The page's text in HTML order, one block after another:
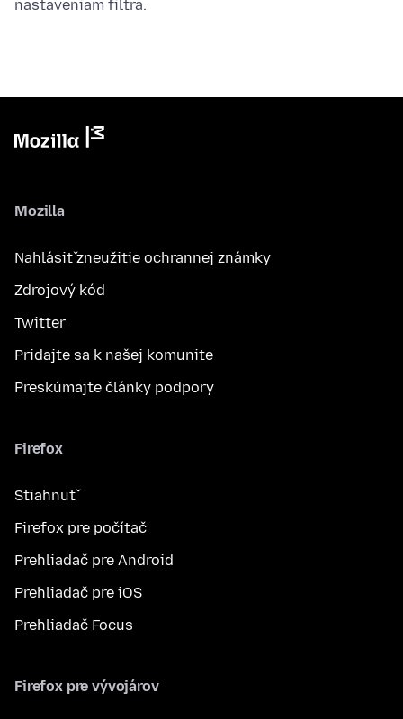
nastaveniam filtra.
Mozilla
Nahlásiť zneužitie ochrannej známky
Zdrojový kód
Twitter
Pridajte sa k našej komunite
Preskúmajte články podpory
Firefox
Stiahnuť
Firefox pre počítač
Prehliadač pre Android
Prehliadač pre iOS
Prehliadač Focus
Firefox pre vývojárov